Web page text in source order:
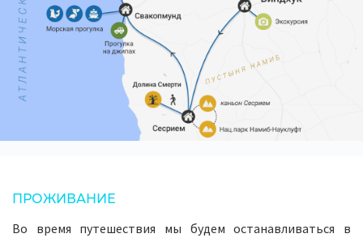
ПРОЖИВАНИЕ
Во время путешествия мы будем останавливаться в